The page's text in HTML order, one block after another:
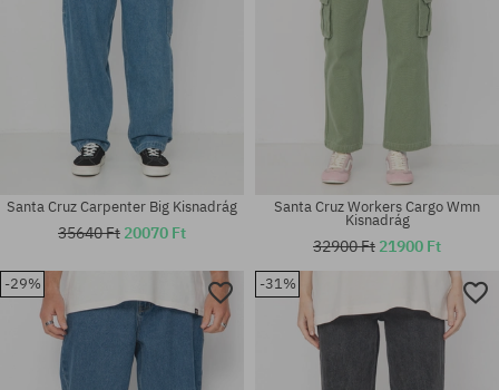
Elérhető méretek:
30; 32
Elérhető méretek:
30; 34; 36
Santa Cruz Carpenter Big Kisnadrág
35640 Ft 20070 Ft
Santa Cruz Workers Cargo Wmn
Kisnadrág
32900 Ft 21900 Ft
-29% -31%